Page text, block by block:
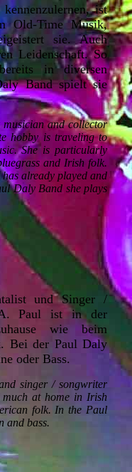
ist
Old-Time Musik,
sie. Auch
Leidenschaft. So
in diversen
Band spielt sie
and collector
hobby is traveling to
She is particularly
and Irish folk.
already played and
Daly Band she plays
und Singer /
Paul ist in der
wie beim
Bei der Paul Daly
oder Bass.
singer / songwriter
at home in Irish
folk. In the Paul
and bass.